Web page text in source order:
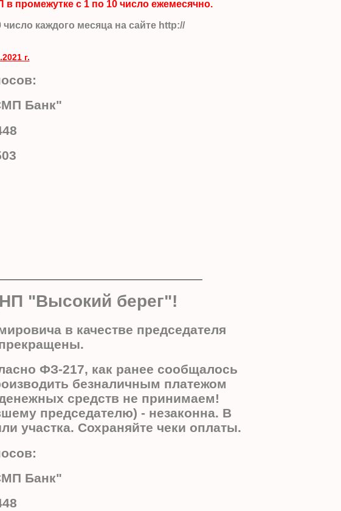
промежутке с 1 по 10 число ежемесячно.
каждого месяца на сайте http://
г.
Банк"
"Высокий берег"!
в качестве председателя
ФЗ-217, как ранее сообщалось
безналичным платежом
средств не принимаем!
председателю) - незаконна. В
участка. Сохраняйте чеки оплаты.
Банк"